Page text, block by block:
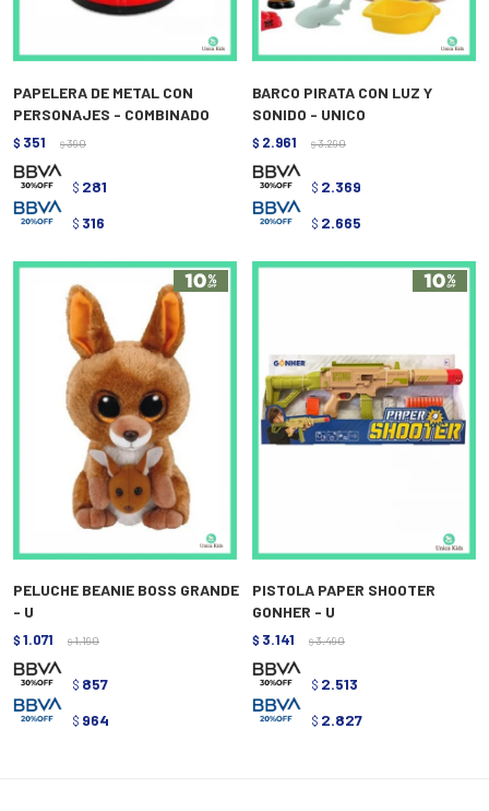
PAPELERA DE METAL CON
PERSONAJES - COMBINADO
$ 351 $ 390
$ 281
$ 316
BARCO PIRATA CON LUZ Y
SONIDO - UNICO
$ 2.961 $ 3.290
$ 2.369
$ 2.665
PELUCHE BEANIE BOSS GRANDE
- U
$ 1.071 $ 1.190
$ 857
$ 964
PISTOLA PAPER SHOOTER
GONHER - U
$ 3.141 $ 3.490
$ 2.513
$ 2.827